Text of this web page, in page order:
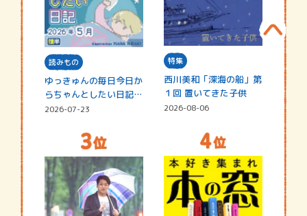
読みもの
ゆっきゅんの毎日今日か
らちゃんとしたい日記
☆202…
2026-07-23
特集
西川美和「深海の船」第
１回 置いてきた子供
2026-08-06